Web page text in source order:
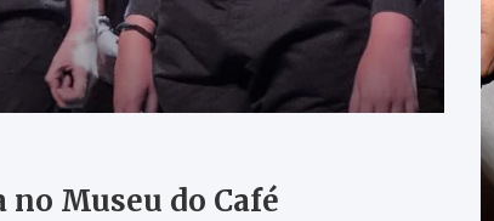
no Museu do Café